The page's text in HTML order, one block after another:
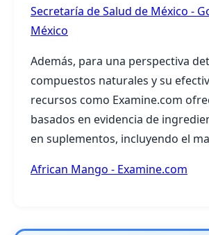
Secretaría de Salud de México -
México
Además, para una perspectiva
compuestos naturales y su
recursos como Examine.com
basados en evidencia de
en suplementos, incluyendo el
African Mango - Examine.com